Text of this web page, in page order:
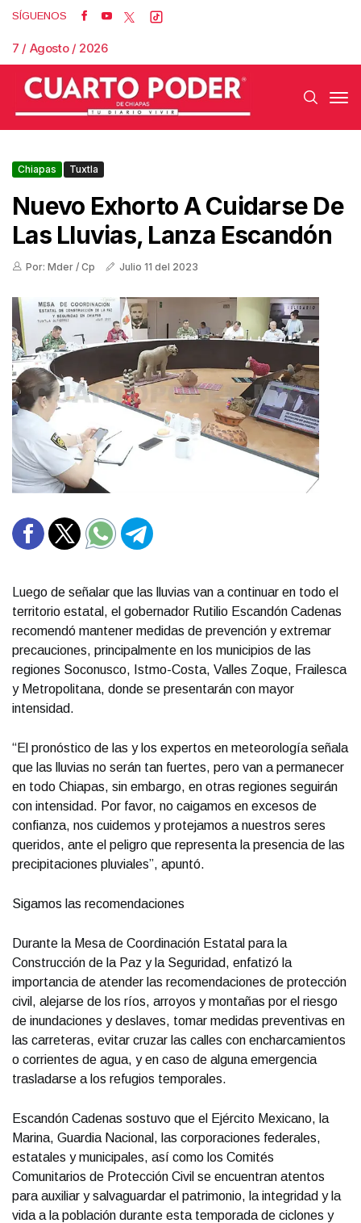
SÍGUENOS
7 / Agosto / 2026
Chiapas Tuxtla
Nuevo Exhorto A Cuidarse De
Las Lluvias, Lanza Escandón
Por: Mder / Cp Julio 11 del 2023
Luego de señalar que las lluvias van a continuar en todo el
territorio estatal, el gobernador Rutilio Escandón Cadenas
recomendó mantener medidas de prevención y extremar
precauciones, principalmente en los municipios de las
regiones Soconusco, Istmo-Costa, Valles Zoque, Frailesca
y Metropolitana, donde se presentarán con mayor
intensidad.
“El pronóstico de las y los expertos en meteorología señala
que las lluvias no serán tan fuertes, pero van a permanecer
en todo Chiapas, sin embargo, en otras regiones seguirán
con intensidad. Por favor, no caigamos en excesos de
confianza, nos cuidemos y protejamos a nuestros seres
queridos, ante el peligro que representa la presencia de las
precipitaciones pluviales”, apuntó.
Sigamos las recomendaciones
Durante la Mesa de Coordinación Estatal para la
Construcción de la Paz y la Seguridad, enfatizó la
importancia de atender las recomendaciones de protección
civil, alejarse de los ríos, arroyos y montañas por el riesgo
de inundaciones y deslaves, tomar medidas preventivas en
las carreteras, evitar cruzar las calles con encharcamientos
o corrientes de agua, y en caso de alguna emergencia
trasladarse a los refugios temporales.
Escandón Cadenas sostuvo que el Ejército Mexicano, la
Marina, Guardia Nacional, las corporaciones federales,
estatales y municipales, así como los Comités
Comunitarios de Protección Civil se encuentran atentos
para auxiliar y salvaguardar el patrimonio, la integridad y la
vida a la población durante esta temporada de ciclones y